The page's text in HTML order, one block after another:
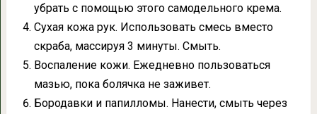
убрать с помощью этого самодельного крема.
Сухая кожа рук. Использовать смесь вместо
скраба, массируя 3 минуты. Смыть.
Воспаление кожи. Ежедневно пользоваться
мазью, пока болячка не заживет.
Бородавки и папилломы. Нанести, смыть через